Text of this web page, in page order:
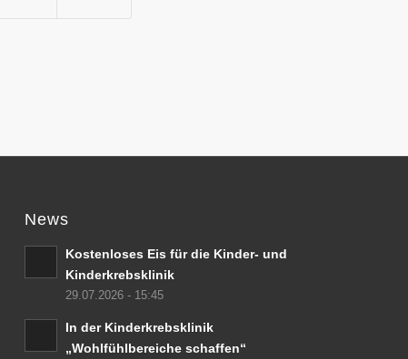
News
Kostenloses Eis für die Kinder- und
Kinderkrebsklinik
29.07.2026 - 15:45
In der Kinderkrebsklinik
„Wohlfühlbereiche schaffen“